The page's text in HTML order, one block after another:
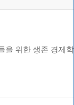
을 위한 생존 경제학